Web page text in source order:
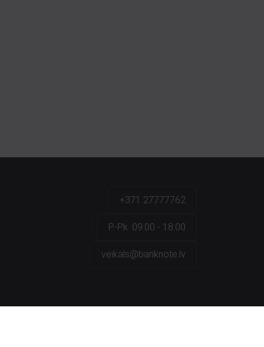
+371 27777762
P.-Pk. 09:00 - 18:00
veikals@banknote.lv